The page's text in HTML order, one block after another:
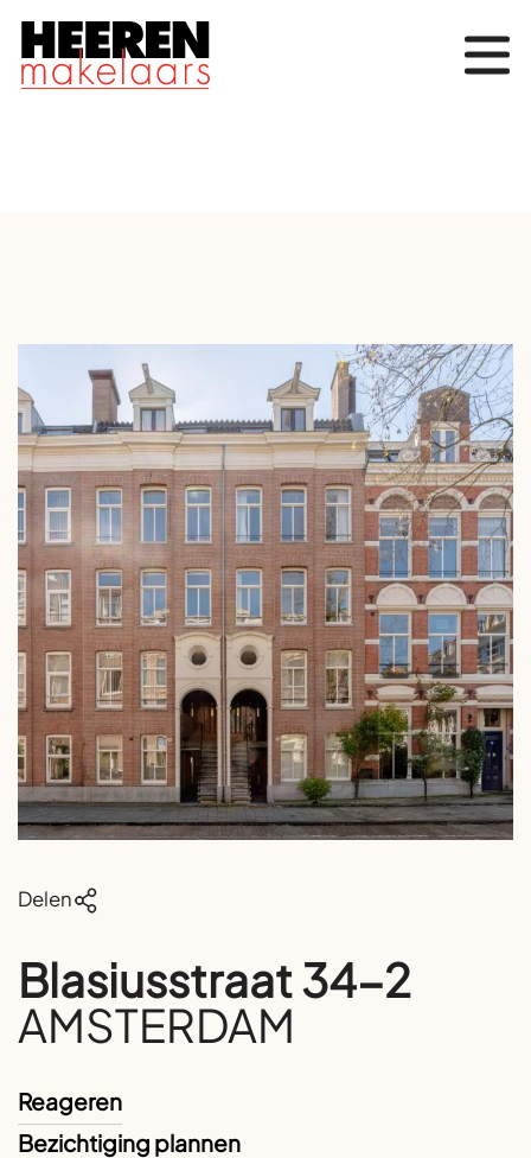
Delen
Blasiusstraat 34-2
AMSTERDAM
Reageren
Bezichtiging plannen